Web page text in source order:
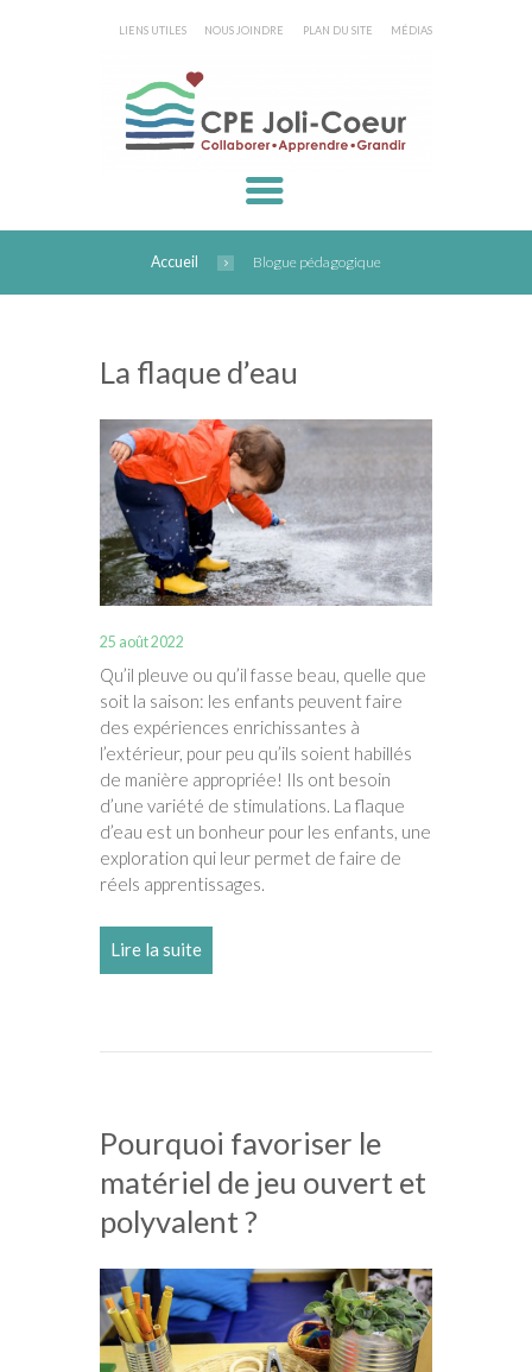
LIENS UTILES NOUS JOINDRE PLAN DU SITE MÉDIAS
Accueil Blogue pédagogique
La flaque d’eau
25 août 2022
Qu’il pleuve ou qu’il fasse beau, quelle que
soit la saison: les enfants peuvent faire
des expériences enrichissantes à
l’extérieur, pour peu qu’ils soient habillés
de manière appropriée! Ils ont besoin
d’une variété de stimulations. La flaque
d’eau est un bonheur pour les enfants, une
exploration qui leur permet de faire de
réels apprentissages.
Lire la suite
Pourquoi favoriser le
matériel de jeu ouvert et
polyvalent ?